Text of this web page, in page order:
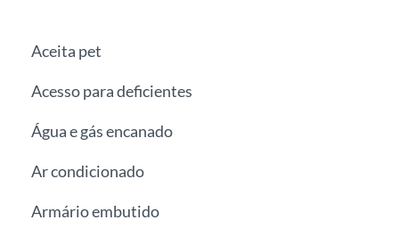
Aceita pet
Acesso para deficientes
Água e gás encanado
Ar condicionado
Armário embutido